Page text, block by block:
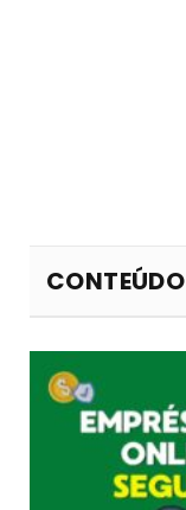
CONTEÚDO